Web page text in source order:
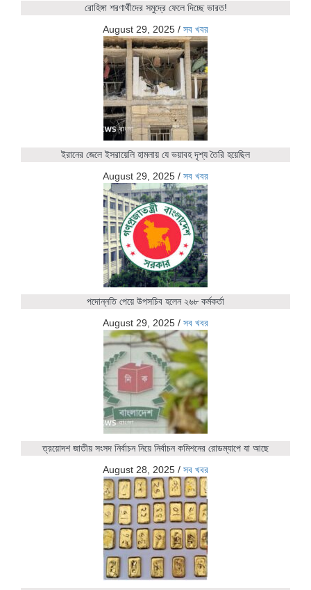
রোহিঙ্গা শরণার্থীদের সমুদ্রে ফেলে দিচ্ছে ভারত!
August 29, 2025 / সব খবর
ইরানের জেলে ইসরায়েলি হামলায় যে ভয়াবহ দৃশ্য তৈরি হয়েছিল
August 29, 2025 / সব খবর
পদোন্নতি পেয়ে উপসচিব হলেন ২৬৮ কর্মকর্তা
August 29, 2025 / সব খবর
ত্রয়োদশ জাতীয় সংসদ নির্বাচন নিয়ে নির্বাচন কমিশনের রোডম্যাপে যা আছে
August 28, 2025 / সব খবর